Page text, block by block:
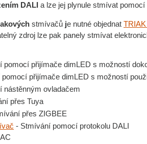
DALI a lze jej plynule stmívat
stmívačů je nutné objednat
zdroj lze pak panely stmívat
pomocí přijímače dimLED s možností
přijímače dimLED s možností
nástěnným ovladačem
přes Tuya
přes ZIGBEE
- Stmívání pomocí protokolu DALI